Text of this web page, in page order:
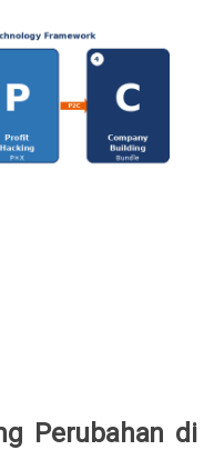
Perubahan di